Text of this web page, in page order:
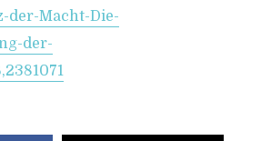
der-Macht-Die-
der-